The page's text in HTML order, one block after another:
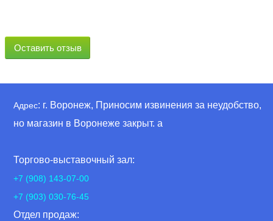
Оставить отзыв
Адрес: г. Воронеж, Приносим извинения за неудобство,
но магазин в Воронеже закрыт. а
Торгово-выставочный зал:
+7 (908) 143-07-00
+7 (903) 030-76-45
Отдел продаж: